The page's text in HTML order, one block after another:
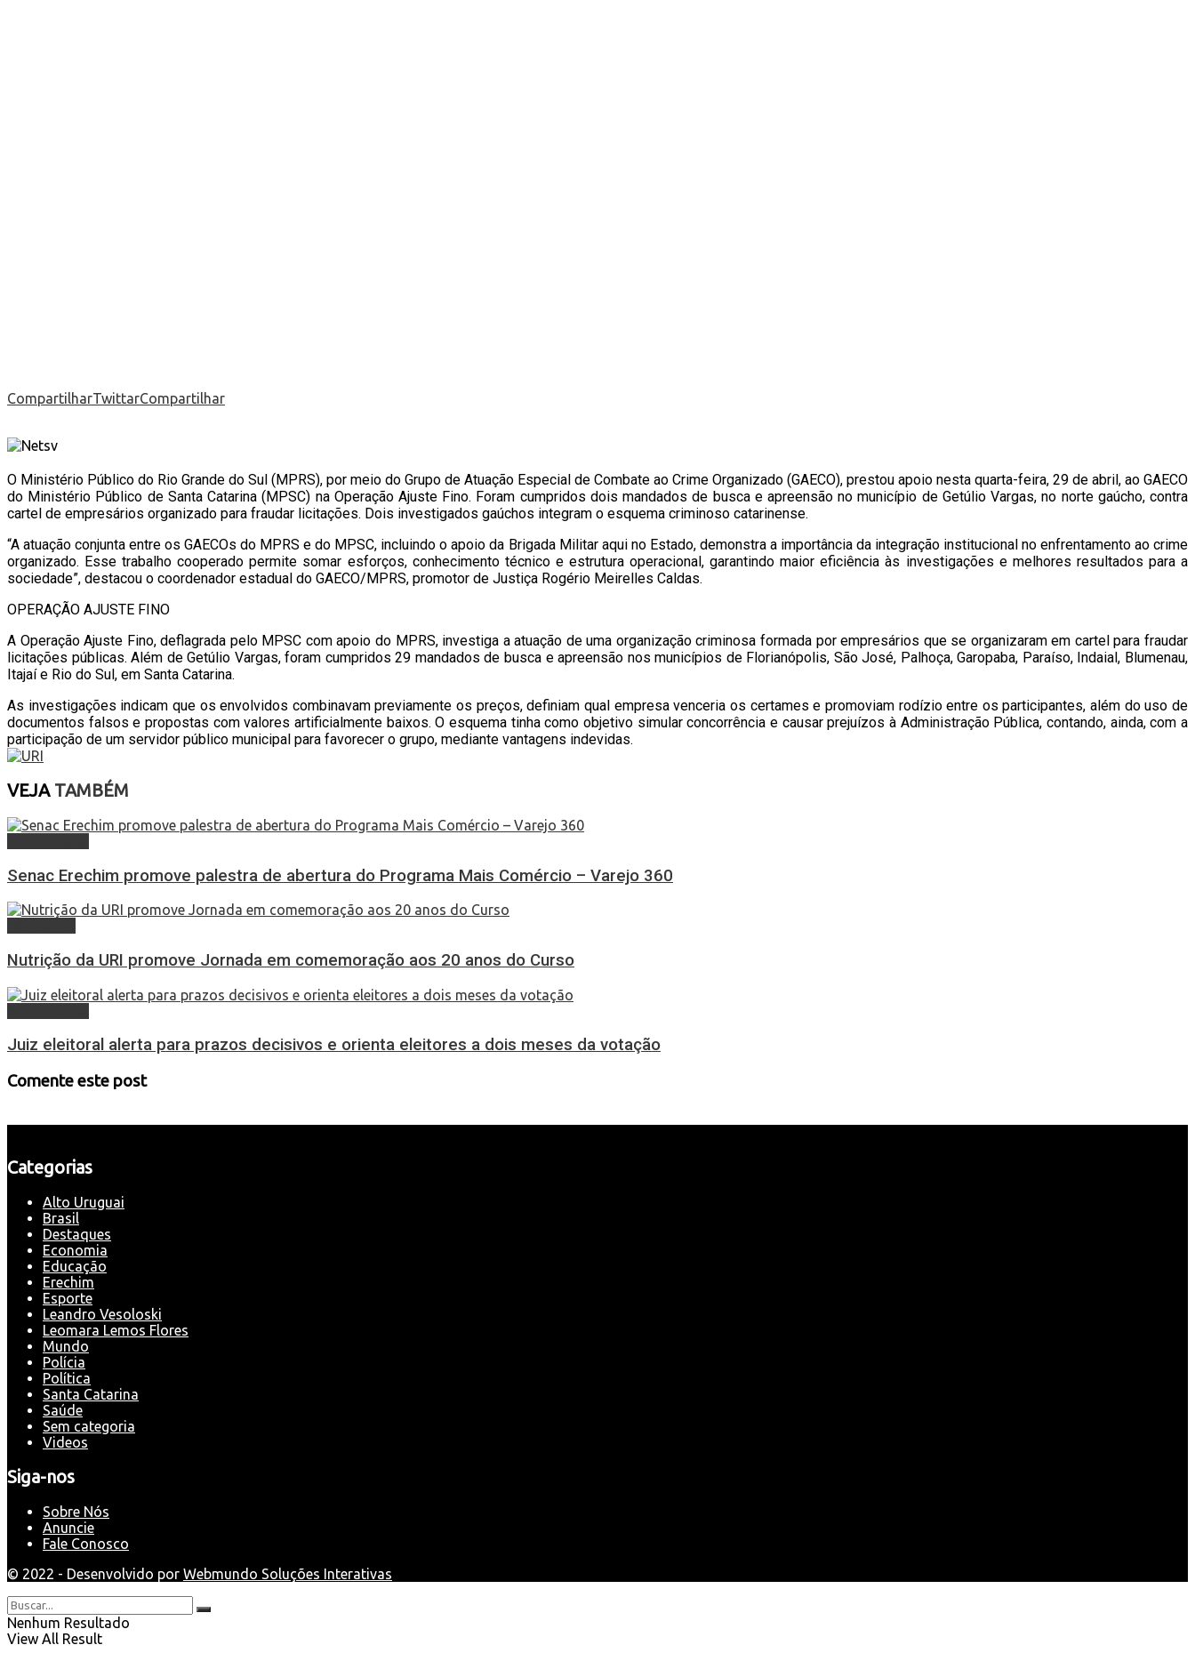
CompartilharTwittarCompartilhar
O Ministério Público do Rio Grande do Sul (MPRS), por meio do Grupo de Atuação Especial de Combate ao Crime Organizado (GAECO), prestou apoio nesta quarta-feira, 29 de abril, ao GAECO
do Ministério Público de Santa Catarina (MPSC) na Operação Ajuste Fino. Foram cumpridos dois mandados de busca e apreensão no município de Getúlio Vargas, no norte gaúcho, contra
cartel de empresários organizado para fraudar licitações. Dois investigados gaúchos integram o esquema criminoso catarinense.
“A atuação conjunta entre os GAECOs do MPRS e do MPSC, incluindo o apoio da Brigada Militar aqui no Estado, demonstra a importância da integração institucional no enfrentamento ao crime
organizado. Esse trabalho cooperado permite somar esforços, conhecimento técnico e estrutura operacional, garantindo maior eficiência às investigações e melhores resultados para a
sociedade”, destacou o coordenador estadual do GAECO/MPRS, promotor de Justiça Rogério Meirelles Caldas.
OPERAÇÃO AJUSTE FINO
A Operação Ajuste Fino, deflagrada pelo MPSC com apoio do MPRS, investiga a atuação de uma organização criminosa formada por empresários que se organizaram em cartel para fraudar
licitações públicas. Além de Getúlio Vargas, foram cumpridos 29 mandados de busca e apreensão nos municípios de Florianópolis, São José, Palhoça, Garopaba, Paraíso, Indaial, Blumenau,
Itajaí e Rio do Sul, em Santa Catarina.
As investigações indicam que os envolvidos combinavam previamente os preços, definiam qual empresa venceria os certames e promoviam rodízio entre os participantes, além do uso de
documentos falsos e propostas com valores artificialmente baixos. O esquema tinha como objetivo simular concorrência e causar prejuízos à Administração Pública, contando, ainda, com a
participação de um servidor público municipal para favorecer o grupo, mediante vantagens indevidas.
VEJATAMBÉM
Senac Erechim promove palestra de abertura do Programa Mais Comércio – Varejo 360
Nutrição da URI promove Jornada em comemoração aos 20 anos do Curso
Juiz eleitoral alerta para prazos decisivos e orienta eleitores a dois meses da votação
Comente este post
Categorias
Alto Uruguai
Brasil
Destaques
Economia
Educação
Erechim
Esporte
Leandro Vesoloski
Leomara Lemos Flores
Mundo
Polícia
Política
Santa Catarina
Saúde
Sem categoria
Videos
Siga-nos
Sobre Nós
Anuncie
Fale Conosco
© 2022 - Desenvolvido por Webmundo Soluções Interativas
Nenhum Resultado
View All Result